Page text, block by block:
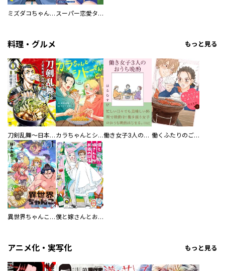
ミズダコちゃんからは逃げられない！ スーパー恋愛タイム！～現場でドＳな彼女は自宅でデレる～
料理・グルメ もっと見る
刀剣乱舞～日本号つれづれ酒～ カラちゃんとシトーさんと、 【分冊版】 働き女子3人のおうち晩酌 働くふたりのごほうび飯
異世界ちゃんこ～横綱目前に召喚されたんだが～ 【連載版】 僕と嫁さんとお酒の関係
アニメ化・実写化 もっと見る